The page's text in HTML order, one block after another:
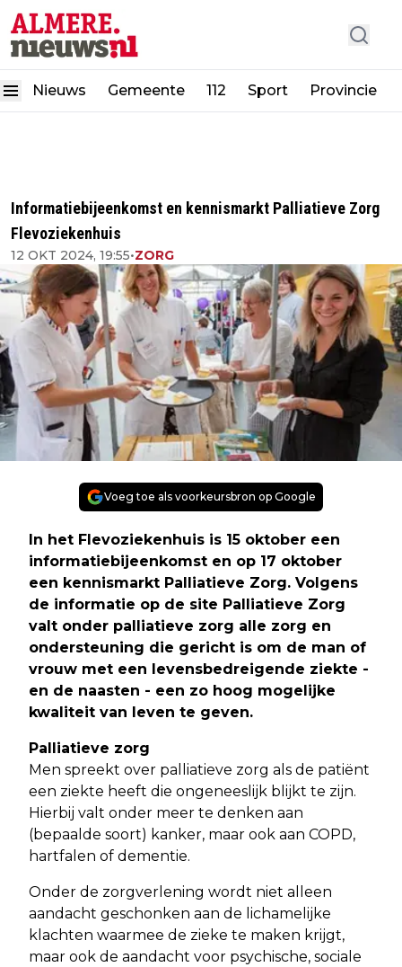
Nieuws Gemeente 112 Sport Provincie
Informatiebijeenkomst en kennismarkt Palliatieve Zorg
Flevoziekenhuis
12 OKT 2024, 19:55•ZORG
Voeg toe als voorkeursbron op Google
In het Flevoziekenhuis is 15 oktober een
informatiebijeenkomst en op 17 oktober
een kennismarkt Palliatieve Zorg. Volgens
de informatie op de site Palliatieve Zorg
valt onder palliatieve zorg alle zorg en
ondersteuning die gericht is om de man of
vrouw met een levensbedreigende ziekte -
en de naasten - een zo hoog mogelijke
kwaliteit van leven te geven.
Palliatieve zorg
Men spreekt over palliatieve zorg als de patiënt
een ziekte heeft die ongeneeslijk blijkt te zijn.
Hierbij valt onder meer te denken aan
(bepaalde soort) kanker, maar ook aan COPD,
hartfalen of dementie.
Onder de zorgverlening wordt niet alleen
aandacht geschonken aan de lichamelijke
klachten waarmee de zieke te maken krijgt,
maar ook de aandacht voor psychische, sociale